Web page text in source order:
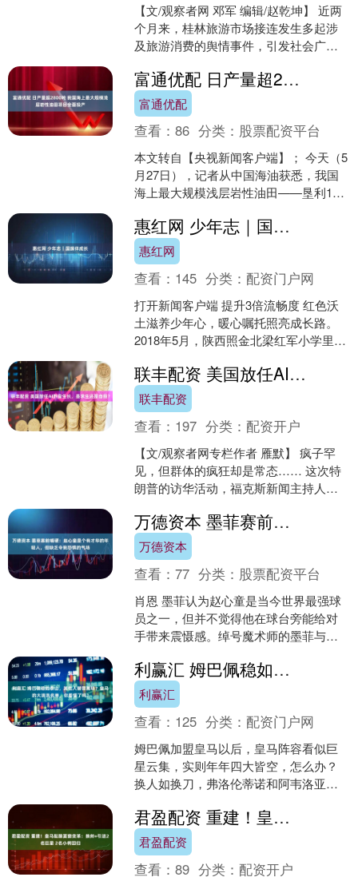
【文/观察者网 邓军 编辑/赵乾坤】 近两
个月来，桂林旅游市场接连发生多起涉
及旅游消费的舆情事件，引发社会广泛
并非首次出现。....
富通优配 日产量超2800吨 我国海上最大规模浅层岩性油田项目全面投产
富通优配
查看：86 分类： 股票配资平台
本文转自【央视新闻客户端】； 今天（5
月27日），记者从中国海油获悉，我国
海上最大规模浅层岩性油田——垦利10-2
油日产量超2....
惠红网 少年志｜国旗伴成长
惠红网
查看： 145 分类：配资门户网
打开新闻客户端 提升3倍流畅度 红色沃
土滋养少年心，暖心嘱托照亮成长路。
2018年5月，陕西照金北梁红军小学里，
了孩子们手中。....
联丰配资 美国放任AI野蛮生长，是求生还是自毁？
联丰配资
查看： 197 分类：配资开户
【文/观察者网专栏作者 雁默】 疯子罕
见，但群体的疯狂却是常态…… 这次特
朗普的访华活动，福克斯新闻主持人布
北京....
万德资本 墨菲赛前嘴硬：赵心童是个有才华的年轻人，但缺乏令我恐惧的气场
万德资本
查看：77 分类： 股票配资平台
肖恩 墨菲认为赵心童是当今世界最强球
员之一，但并不觉得他在球台旁能给对
手带来震慑感。绰号魔术师的墨菲与赵
遇，墨菲认为赵心童就是一....
利赢汇 姆巴佩稳如泰山，其他人替罪离场？皇马的大清洗名单，你看懂了吗？
利赢汇
查看： 125 分类：配资门户网
姆巴佩加盟皇马以后，皇马阵容看似巨
星云集，实则年年四大皆空，怎么办？
换人如换刀，弗洛伦蒂诺和阿韦洛亚动
星？ 根据西班牙权威足球媒....
君盈配资 重建！皇马酝酿夏窗变革：换帅+引进2名巨星 2名小将回归
君盈配资
查看：89 分类：配资开户